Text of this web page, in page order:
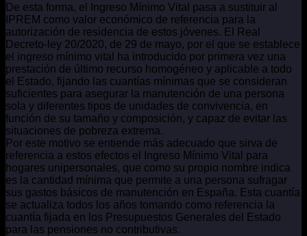
De esta forma, el Ingreso Mínimo Vital pasa a sustituir al
IPREM como valor económico de referencia para la
autorización de residencia de estos jóvenes. El Real
Decreto-ley 20/2020, de 29 de mayo, por el que se establece
el ingreso mínimo vital ha introducido por primera vez una
prestación de último recurso homogéneo y aplicable a todo
el Estado, fijando las cuantías mínimas que se consideran
suficientes para asegurar la manutención de una persona
sola y diferentes tipos de unidades de convivencia, en
función de su tamaño y composición, y capaz de evitar las
situaciones de pobreza extrema.
Por este motivo se entiende más adecuado que sirva de
referencia a estos efectos el Ingreso Mínimo Vital para
hogares unipersonales, que como su propio nombre indica
es la cantidad mínima que permite a una persona sufragar
sus gastos básicos de manutención en España. Esta cuantía
se actualiza todos los años tomando como referencia la
cuantía fijada en los Presupuestos Generales del Estado
para las pensiones no contributivas.